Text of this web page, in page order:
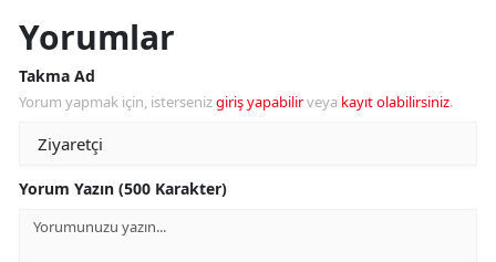
Yorumlar
Takma Ad
Yorum yapmak için, istersenizgiriş yapabilirveya kayıt olabilirsiniz.
Yorum Yazın (500 Karakter)